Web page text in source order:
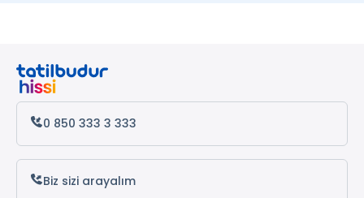
Belgrad Turları
Saraybosna Turları
Üsküp Turları
Ohrid Turları
0 850 333 3 333
Biz sizi arayalım